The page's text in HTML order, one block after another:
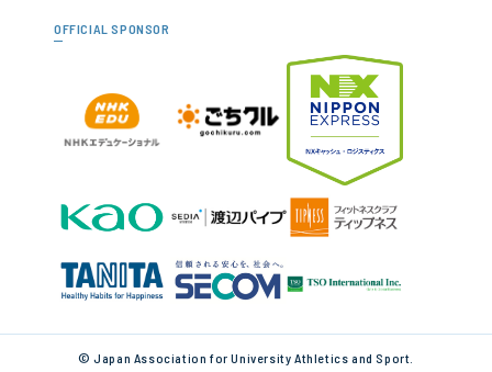
OFFICIAL SPONSOR
© Japan Association for University Athletics and Sport.